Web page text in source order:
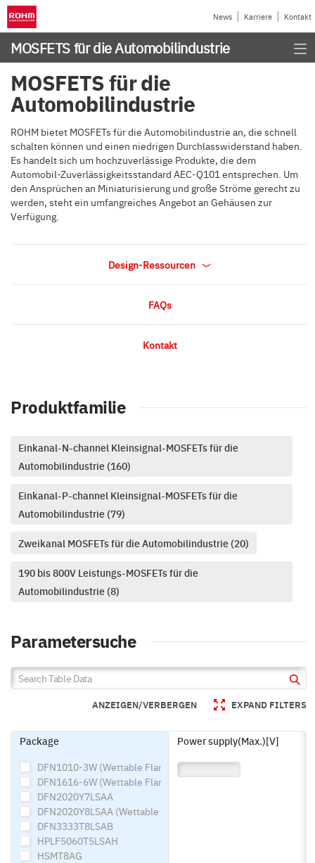
News Karriere Kontakt
MOSFETS für die Automobilindustrie
MOSFETS für die
Automobilindustrie
ROHM bietet MOSFETs für die Automobilindustrie an, die schnell
schalten können und einen niedrigen Durchlasswiderstand haben.
Es handelt sich um hochzuverlässige Produkte, die dem
Automobil-Zuverlässigkeitsstandard AEC-Q101 entsprechen. Um
den Ansprüchen an Miniaturisierung und große Ströme gerecht zu
werden, steht ein umfangreiches Angebot an Gehäusen zur
Verfügung.
Design-Ressourcen
FAQs
Kontakt
Produktfamilie
Einkanal-N-channel Kleinsignal-MOSFETs für die
Automobilindustrie (160)
Einkanal-P-channel Kleinsignal-MOSFETs für die
Automobilindustrie (79)
Zweikanal MOSFETs für die Automobilindustrie (20)
190 bis 800V Leistungs-MOSFETs für die
Automobilindustrie (8)
Parametersuche
ANZEIGEN/VERBERGEN EXPAND FILTERS
Package
DFN1010-3W (Wettable Flank)
DFN1616-6W (Wettable Flank)
DFN2020Y7LSAA
DFN2020Y8LSAA (Wettable Flank)
DFN3333T8LSAB
HPLF5060T5LSAH
HSMT8AG
Power supply(Max.)[V]